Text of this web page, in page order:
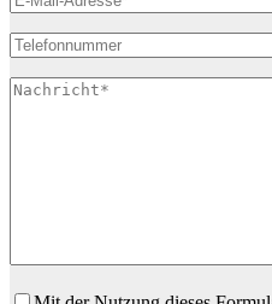
Bitte lasse dieses Feld leer.